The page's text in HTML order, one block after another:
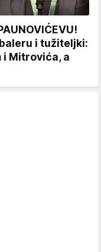
i tužiteljki:
i Mitrovića, a